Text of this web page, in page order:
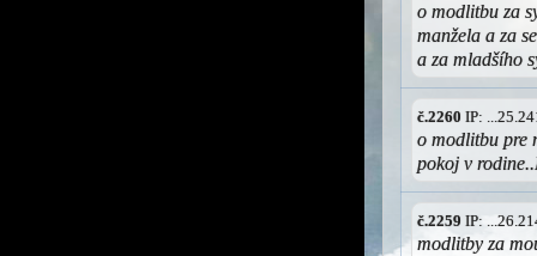
o modlitbu za
manžela a za
a za mladšího
č.2260 IP:
o modlitbu pre
pokoj v
č.2259 IP:
modlitby za